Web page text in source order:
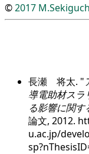
©2017
長瀬 将太.
導電助材スラ
る影響に関す
論文, 2012.
u.ac.jp/